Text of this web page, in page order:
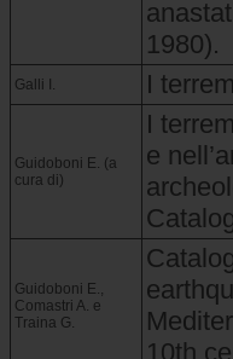
1980).
Galli I. I
Guidoboni E. (a
cura di)
I
e
Guidoboni E.,
Comastri A. e
Traina G.
10th